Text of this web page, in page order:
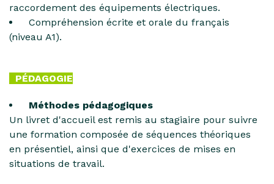
raccordement des équipements électriques.
Compréhension écrite et orale du français
(niveau A1).
PÉDAGOGIE
Méthodes pédagogiques
Un livret d'accueil est remis au stagiaire pour suivre
une formation composée de séquences théoriques
en présentiel, ainsi que d'exercices de mises en
situations de travail.